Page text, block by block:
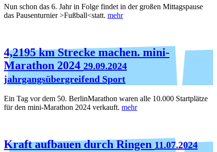
Nun schon das 6. Jahr in Folge findet in der großen Mittagspause
das Pausenturnier >Fußball<statt. mehr
4,2195 km Strecke machen. mini-
Marathon 2024 29.09.2024
jahrgangsübergreifend Sport
Ein Tag vor dem 50. BerlinMarathon waren alle 10.000 Startplätze
für den mini-Marathon 2024 verkauft. mehr
Kraft aufbauen durch Ringen 11.07.2024